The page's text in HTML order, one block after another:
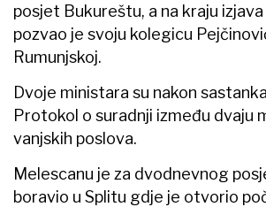
posjet Bukureštu, a na kraju
pozvao je svoju kolegicu
Rumunjskoj.
Dvoje ministara su nakon
Protokol o suradnji između dvaju
vanjskih poslova.
Melescanu je za dvodnevnog
boravio u Splitu gdje je otvorio